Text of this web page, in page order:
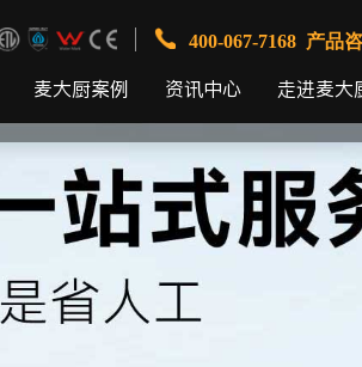
400-067-7168 产品
麦大厨案例 资讯中心 走进麦大